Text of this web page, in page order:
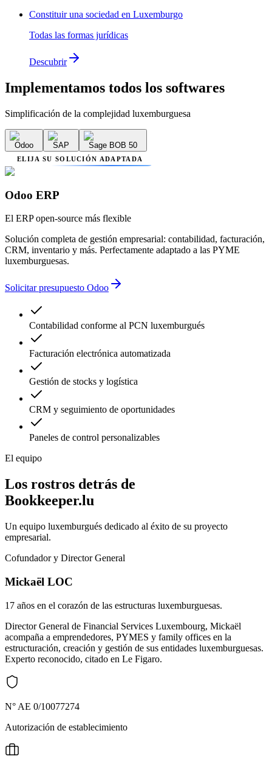
Constituir una sociedad en Luxemburgo
Todas las formas jurídicas
Descubrir
Implementamos todos los softwares
Simplificación de la complejidad luxemburguesa
Odoo SAP Sage BOB 50
ELIJA SU SOLUCIÓN ADAPTADA
Odoo ERP
El ERP open-source más flexible
Solución completa de gestión empresarial: contabilidad, facturación,
CRM, inventario y más. Perfectamente adaptado a las PYME
luxemburguesas.
Solicitar presupuesto Odoo
Contabilidad conforme al PCN luxemburgués
Facturación electrónica automatizada
Gestión de stocks y logística
CRM y seguimiento de oportunidades
Paneles de control personalizables
El equipo
Los rostros detrás de
Bookkeeper.lu
Un equipo luxemburgués dedicado al éxito de su proyecto
empresarial.
Cofundador y Director General
Mickaël LOC
17 años en el corazón de las estructuras luxemburguesas.
Director General de Financial Services Luxembourg, Mickaël
acompaña a emprendedores, PYMES y family offices en la
estructuración, creación y gestión de sus entidades luxemburguesas.
Experto reconocido, citado en Le Figaro.
N° AE 0/10077274
Autorización de establecimiento